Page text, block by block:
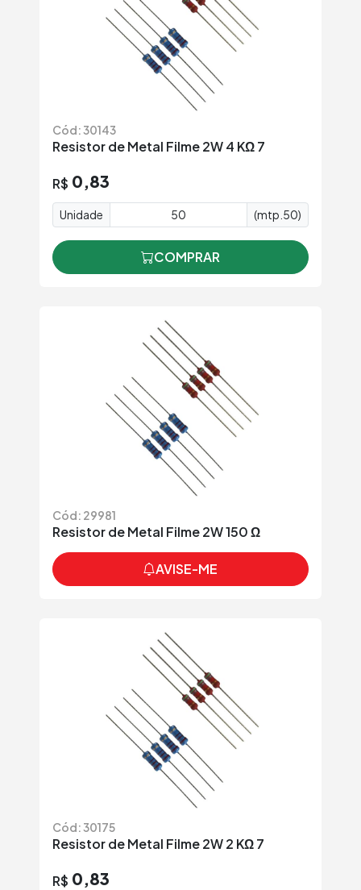
Cód: 30143
Resistor de Metal Filme 2W 4 KΩ 7
R$ 0,83
Unidade (mtp.50)
COMPRAR
Cód: 29981
Resistor de Metal Filme 2W 150 Ω
AVISE-ME
Cód: 30175
Resistor de Metal Filme 2W 2 KΩ 7
R$ 0,83